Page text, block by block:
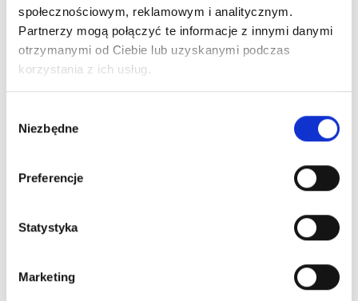
społecznościowym, reklamowym i analitycznym.
Partnerzy mogą połączyć te informacje z innymi danymi
otrzymanymi od Ciebie lub uzyskanymi podczas
korzystania z ich usług.
zgody
Niezbędne
Preferencje
Statystyka
Marketing
06
Zakończenie roku szkolnego 2025/2026